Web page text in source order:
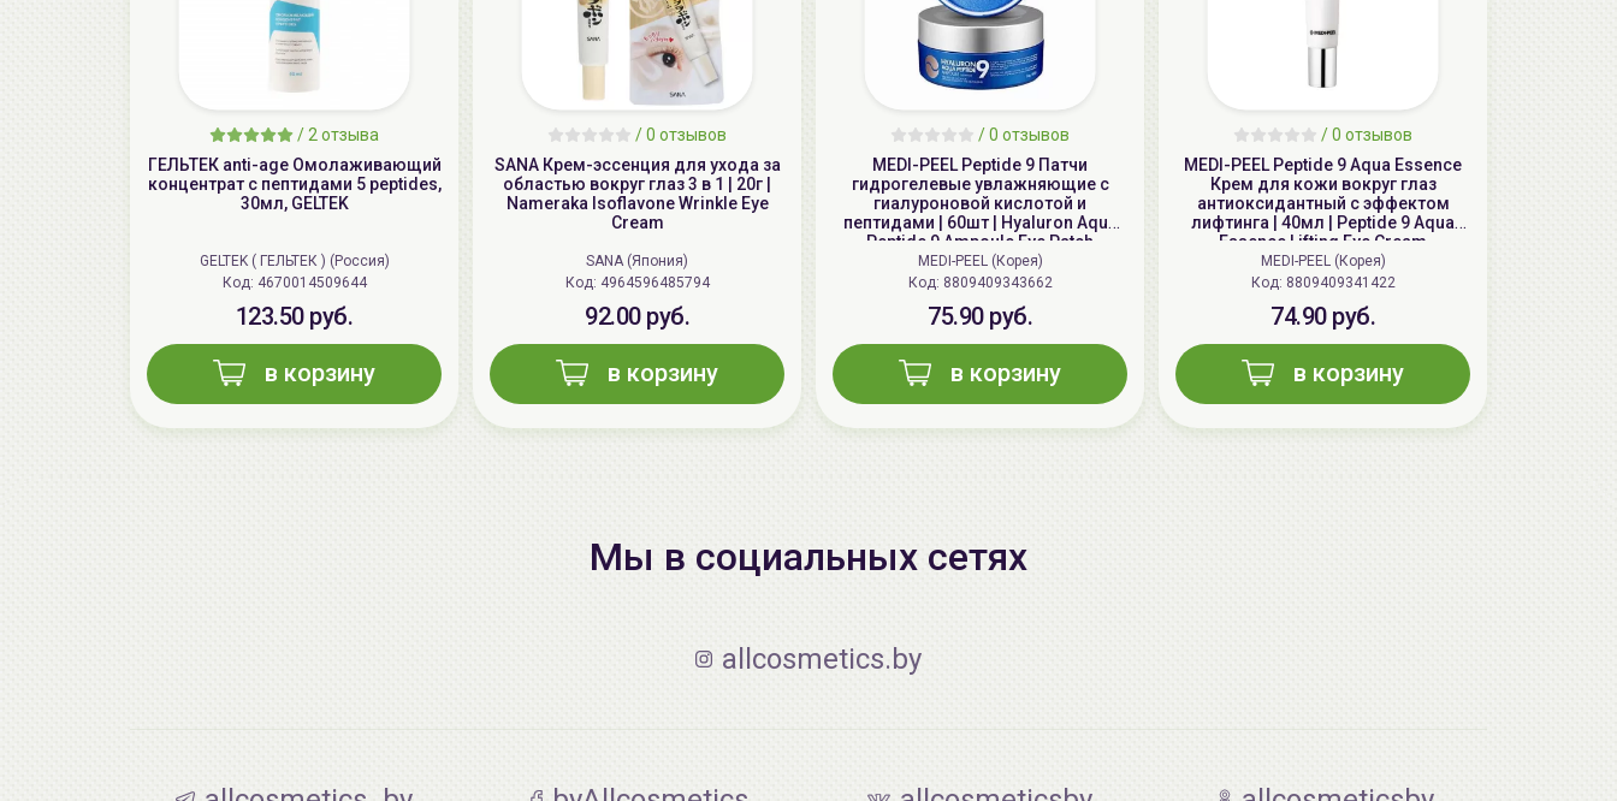
/2 отзыва
ГЕЛЬТЕК anti-age Омолаживающий
концентрат с пептидами 5 peptides,
30мл, GELTEK
GELTEK ( ГЕЛЬТЕК ) (Россия)
Код: 4670014509644
123.50 руб.
в корзину
/0 отзывов
SANA Крем-эссенция для ухода за
областью вокруг глаз 3 в 1 | 20г |
Nameraka Isoflavone Wrinkle Eye
Cream
SANA (Япония)
Код: 4964596485794
92.00 руб.
в корзину
/0 отзывов
MEDI-PEEL Peptide 9 Патчи
гидрогелевые увлажняющие с
гиалуроновой кислотой и
пептидами | 60шт | Hyaluron Aqua
Peptide 9 Ampoule Eye Patch
MEDI-PEEL (Корея)
Код: 8809409343662
75.90 руб.
в корзину
/0 отзывов
MEDI-PEEL Peptide 9 Aqua Essence
Крем для кожи вокруг глаз
антиоксидантный с эффектом
лифтинга | 40мл | Peptide 9 Aqua
Essence Lifting Eye Cream
MEDI-PEEL (Корея)
Код: 8809409341422
74.90 руб.
в корзину
Мы в социальных сетях
allcosmetics.by